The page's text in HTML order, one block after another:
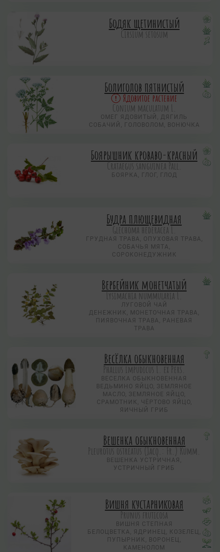
Бодяк щетинистый
Cirsium setosum
Болиголов пятнистый
Ядовитое растение
Conium maculatum L.
ОМЕГ ЯДОВИТЫЙ, ДЯГИЛЬ
СОБАЧИЙ, ГОЛОВОЛОМ, ВОНЮЧКА
Боярышник кроваво-красный
Crataegus sanguinea Pall.
БОЯРКА, ГЛОГ, ГЛОД
Будра плющевидная
Glechoma hederacea L.
ГРУДНАЯ ТРАВА, ОПУХОВАЯ ТРАВА,
СОБАЧЬЯ МЯТА,
СОРОКОНЕДУЖНИК
Вербейник монетчатый
Lysimachia nummularia L.
ЛУГОВОЙ ЧАЙ
ДЕНЕЖНИК, МОНЕТОЧНАЯ ТРАВА,
ПИЯВОЧНАЯ ТРАВА, РАНЕВАЯ
ТРАВА
Весёлка обыкновенная
Phallus impudicus L. ex Pers.
ВЕСЕЛКА ОБЫКНОВЕННАЯ
ВЕДЬМИНО ЯЙЦО, ЗЕМЛЯНОЕ
МАСЛО, ЗЕМЛЯНОЕ ЯЙЦО,
СРАМОТНИК, ЧЁРТОВО ЯЙЦО,
ЯИЧНЫЙ ГРИБ
Вешенка обыкновенная
Pleurotus ostreatus (Jacq.: Fr.) Kumm.
ВЕШЕНКА УСТРИЧНАЯ,
УСТРИЧНЫЙ ГРИБ
Вишня кустарниковая
Prunus fruticosa
ВИШНЯ СТЕПНАЯ
БЕЛОЦВЕТКА, ЯДРИНЕЦ, КОЗЕЛЕЦ,
ПУПЫРНИК, ВОРОНЕЦ,
КАМЕНОЛОМ